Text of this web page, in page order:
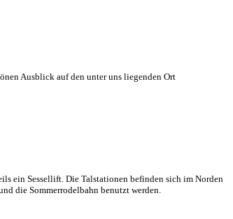
Ausblick auf den unter uns liegenden Ort
ein Sessellift. Die Talstationen befinden sich im Norden
die Sommerrodelbahn benutzt werden.